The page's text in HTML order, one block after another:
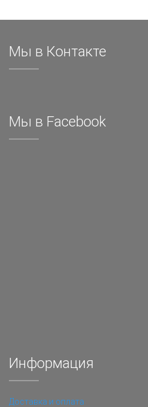
Мы в Контакте
Мы в Facebook
Информация
Доставка и оплата